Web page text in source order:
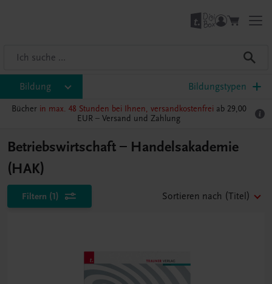
Bildung Bildungstypen
Bücher in max. 48 Stunden bei Ihnen, versandkostenfrei ab 29,00
EUR – Versand und Zahlung
Betriebswirtschaft – Handelsakademie
(HAK)
Filtern (1) Sortieren nach (Titel)